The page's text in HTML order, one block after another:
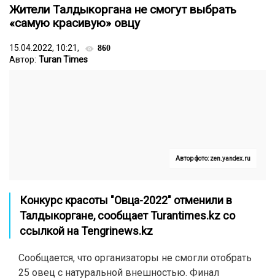
Жители Талдыкоргана не смогут выбрать
«самую красивую» овцу
15.04.2022, 10:21, 860
Автор: Turan Times
Автор фото: zen.yandex.ru
Конкурс красоты "Овца-2022" отменили в
Талдыкоргане, сообщаетTurantimes.kz со
ссылкой наTengrinews.kz
Сообщается, что организаторы не смогли отобрать
25 овец с натуральной внешностью. Финал